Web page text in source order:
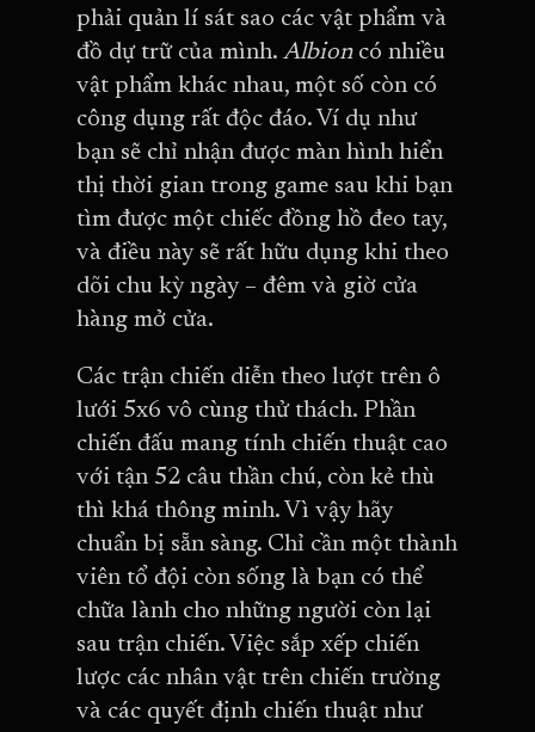
phải quản lí sát sao các vật phẩm và
đồ dự trữ của mình. Albion có nhiều
vật phẩm khác nhau, một số còn có
công dụng rất độc đáo. Ví dụ như
bạn sẽ chỉ nhận được màn hình hiển
thị thời gian trong game sau khi bạn
tìm được một chiếc đồng hồ đeo tay,
và điều này sẽ rất hữu dụng khi theo
dõi chu kỳ ngày – đêm và giờ cửa
hàng mở cửa.
Các trận chiến diễn theo lượt trên ô
lưới 5x6 vô cùng thử thách. Phần
chiến đấu mang tính chiến thuật cao
với tận 52 câu thần chú, còn kẻ thù
thì khá thông minh. Vì vậy hãy
chuẩn bị sẵn sàng. Chỉ cần một thành
viên tổ đội còn sống là bạn có thể
chữa lành cho những người còn lại
sau trận chiến. Việc sắp xếp chiến
lược các nhân vật trên chiến trường
và các quyết định chiến thuật như